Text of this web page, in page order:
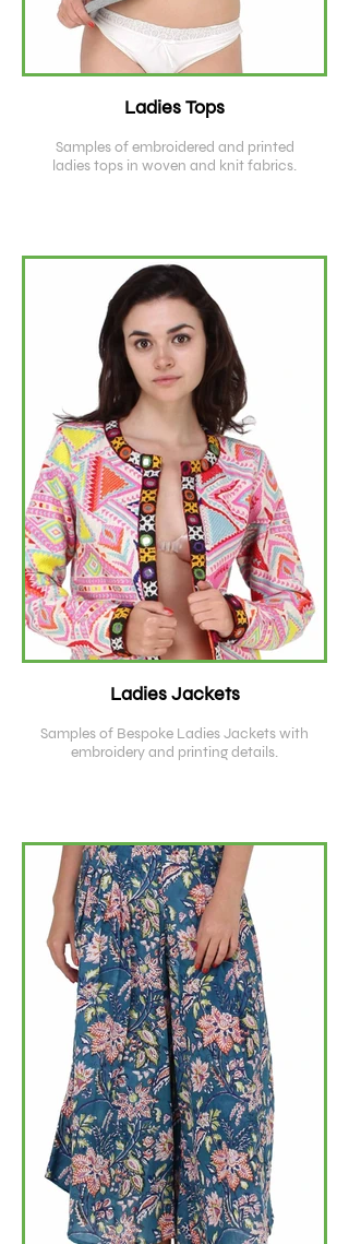
Ladies Tops
Samples of embroidered and printed
ladies tops in woven and knit fabrics.
Ladies Jackets
Samples of Bespoke Ladies Jackets with
embroidery and printing details.